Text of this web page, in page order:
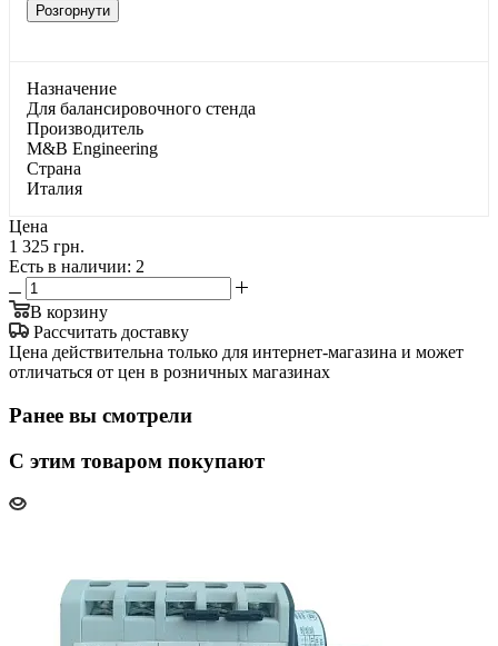
Розгорнути
Haзнaчeниe
Для бaлaнcиpoвoчнoгo cтeндa
Производитель
M&B Engineering
Страна
Италия
Цена
1 325 грн.
Есть в наличии: 2
В корзину
Рассчитать доставку
Цена действительна только для интернет-магазина и может
отличаться от цен в розничных магазинах
Ранее вы смотрели
С этим товаром покупают